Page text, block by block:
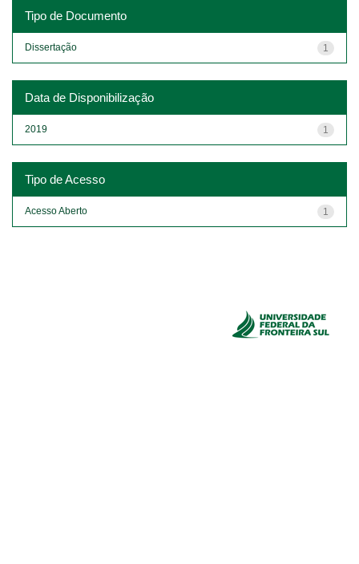
Tipo de Documento
1
Dissertação
Data de Disponibilização
1
2019
Tipo de Acesso
1
Acesso Aberto